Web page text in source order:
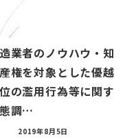
造業者のノウハウ・知
権を対象とした優越
の濫用行為等に関す
調…
2019年8月5日